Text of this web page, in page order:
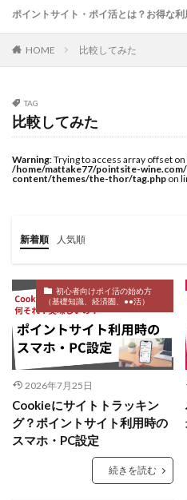
ポイントサイト・ポイ活とは？お得な利
HOME 比較してみた
TAG
比較してみた
Warning: Trying to access array offset on
/home/mattake77/pointsite-
content/themes/the-thor/tag.php on
新着順 人気順
初心者向けポイ活の始め方
（基礎知識、経済圏、●●活）
2026年7月25日
Cookieにサイトトラッキン
グ？ポイントサイト利用時の
スマホ・PC設定
続きを読む